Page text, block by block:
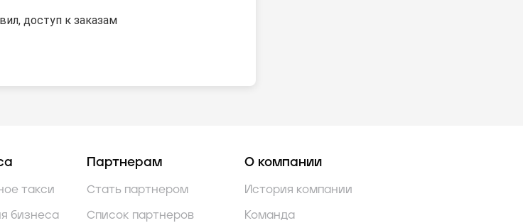
доступ к заказам
такси
бизнеса
Партнерам
Стать партнером
Список партнеров
О компании
История компании
Команда